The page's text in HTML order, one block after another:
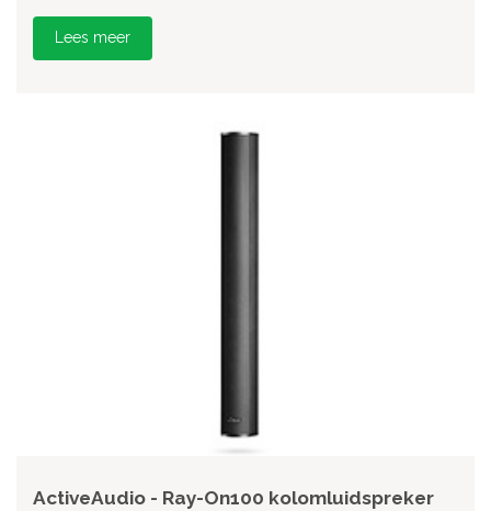
Lees meer
ActiveAudio - Ray-On100 kolomluidspreker